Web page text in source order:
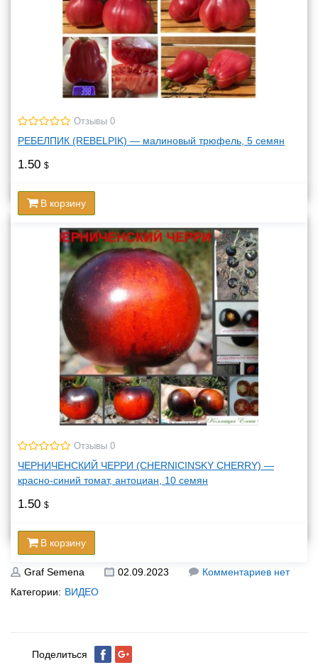
Отзывы 0
РЕБЕЛПИК (REBELPIK) — малиновый трюфель, 5 семян
1.50 $
В корзину
Отзывы 0
ЧЕРНИЧЕНСКИЙ ЧЕРРИ (CHERNICINSKY CHERRY) —
красно-синий томат, антоциан, 10 семян
1.50 $
В корзину
Graf Semena 02.09.2023
Комментариев нет
Категории: ВИДЕО
Поделиться